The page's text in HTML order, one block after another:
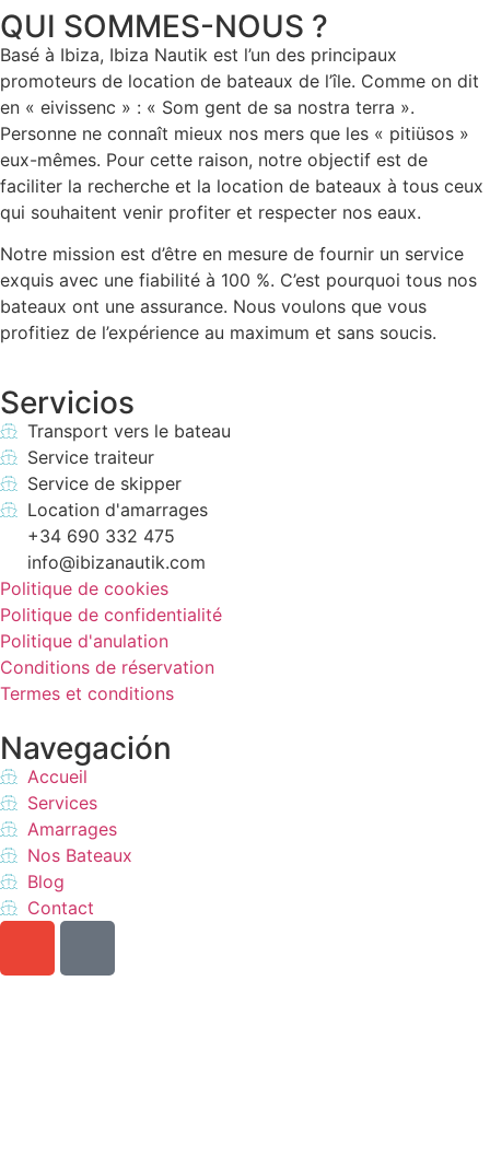
QUI SOMMES-NOUS ?
Basé à Ibiza, Ibiza Nautik est l’un des principaux
promoteurs de location de bateaux de l’île. Comme on dit
en « eivissenc » : « Som gent de sa nostra terra ».
Personne ne connaît mieux nos mers que les « pitiüsos »
eux-mêmes. Pour cette raison, notre objectif est de
faciliter la recherche et la location de bateaux à tous ceux
qui souhaitent venir profiter et respecter nos eaux.
Notre mission est d’être en mesure de fournir un service
exquis avec une fiabilité à 100 %. C’est pourquoi tous nos
bateaux ont une assurance. Nous voulons que vous
profitiez de l’expérience au maximum et sans soucis.
Servicios
Transport vers le bateau
Service traiteur
Service de skipper
Location d'amarrages
+34 690 332 475
info@ibizanautik.com
Politique de cookies
Politique de confidentialité
Politique d'anulation
Conditions de réservation
Termes et conditions
Navegación
Accueil
Services
Amarrages
Nos Bateaux
Blog
Contact